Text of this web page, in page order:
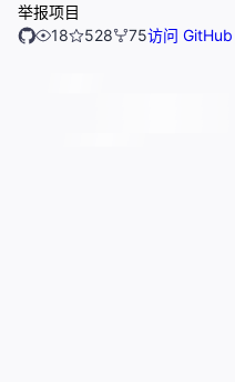
举报项目
18
528 75访问 GitHub